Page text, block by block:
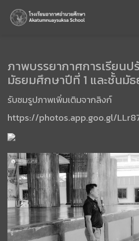
ภาพบรรยากาศการเรียน
มัธยมศึกษาปีที่ 1 และชั้นมั
รับชมรูปภาพเพิ่มเติมจากลิงก์
https://photos.app.goo.gl/